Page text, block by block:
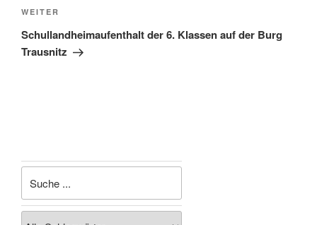
Nächster
Beitrag
WEITER
Schullandheimaufenthalt der 6. Klassen auf der Burg
Trausnitz